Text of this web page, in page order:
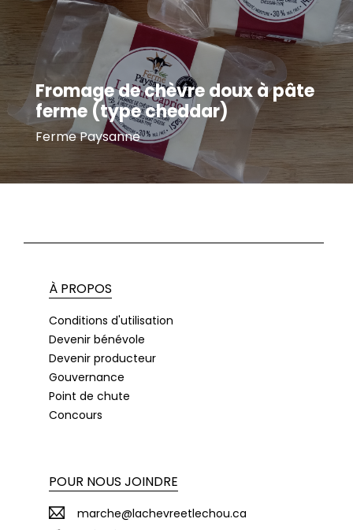
Fromage de chèvre doux à pâte
ferme (type cheddar)
Ferme Paysanne
À PROPOS
Conditions d'utilisation
Devenir bénévole
Devenir producteur
Gouvernance
Point de chute
Concours
POUR NOUS JOINDRE
marche@lachevreetlechou.ca